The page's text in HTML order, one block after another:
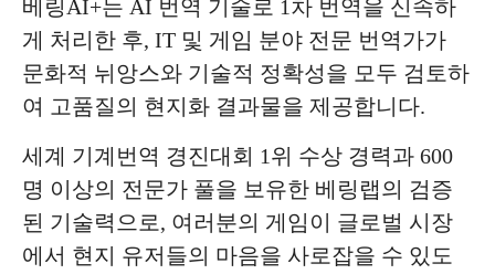
베링AI+는 AI 번역 기술로 1차 번역을 신속하
게 처리한 후, IT 및 게임 분야 전문 번역가가
문화적 뉘앙스와 기술적 정확성을 모두 검토하
여 고품질의 현지화 결과물을 제공합니다.
세계 기계번역 경진대회 1위 수상 경력과 600
명 이상의 전문가 풀을 보유한 베링랩의 검증
된 기술력으로, 여러분의 게임이 글로벌 시장
에서 현지 유저들의 마음을 사로잡을 수 있도